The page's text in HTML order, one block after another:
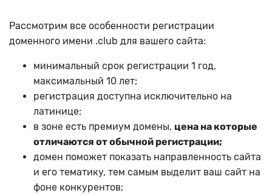
Рассмотрим все особенности регистрации
доменного имени .club для вашего сайта:
минимальный срок регистрации 1 год,
максимальный 10 лет;
регистрация доступна исключительно на
латинице;
в зоне есть премиум домены, цена на которые
отличаются от обычной регистрации;
домен поможет показать направленность сайта
и его тематику, тем самым выделит ваш сайт на
фоне конкурентов;